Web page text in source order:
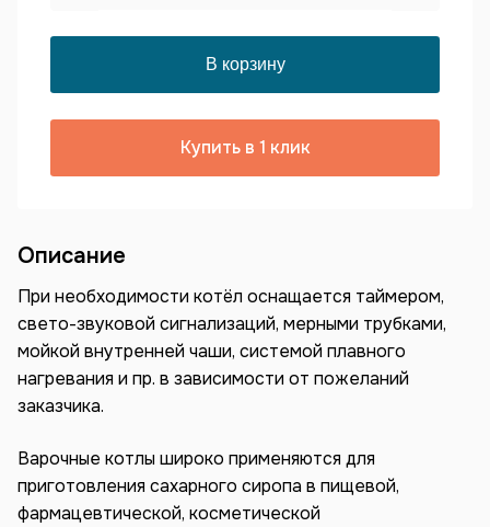
Купить в 1 клик
Описание
При необходимости котёл оснащается таймером,
свето-звуковой сигнализаций, мерными трубками,
мойкой внутренней чаши, системой плавного
нагревания и пр. в зависимости от пожеланий
заказчика.
Варочные котлы широко применяются для
приготовления сахарного сиропа в пищевой,
фармацевтической, косметической